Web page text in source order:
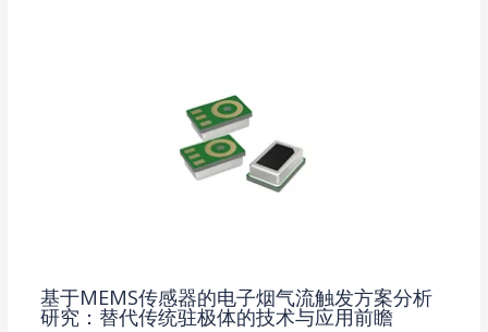
基于MEMS传感器的电子烟气流触发方案分析
研究：替代传统驻极体的技术与应用前瞻